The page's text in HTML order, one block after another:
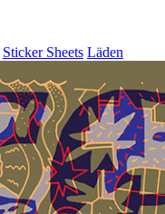
Sticker Sheets Läden